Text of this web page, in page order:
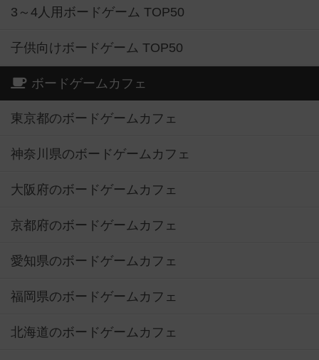
3～4人用ボードゲーム TOP50
子供向けボードゲーム TOP50
ボードゲームカフェ
東京都のボードゲームカフェ
神奈川県のボードゲームカフェ
大阪府のボードゲームカフェ
京都府のボードゲームカフェ
愛知県のボードゲームカフェ
福岡県のボードゲームカフェ
北海道のボードゲームカフェ